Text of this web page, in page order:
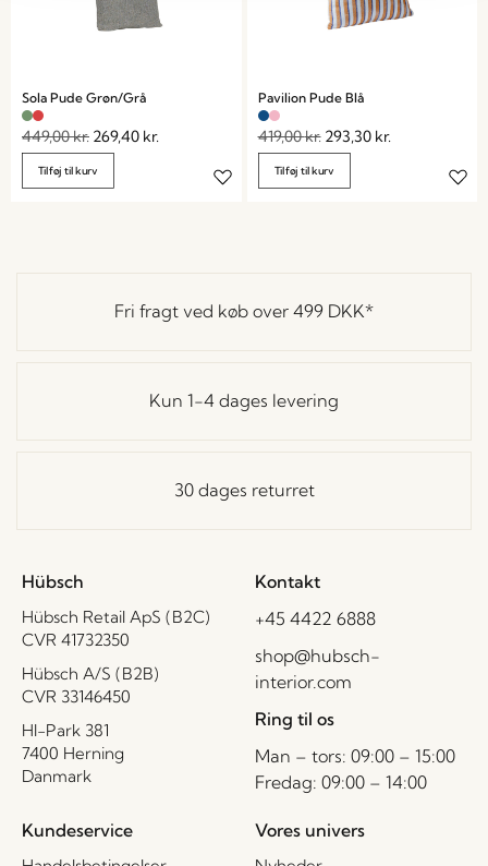
Sola Pude Grøn/Grå
449,00kr. 269,40 kr.
Tilføj til kurv
Pavilion Pude Blå
419,00kr. 293,30 kr.
Tilføj til kurv
Fri fragt ved køb over 499 DKK*
Kun 1-4 dages levering
30 dages returret
Hübsch
Hübsch Retail ApS (B2C)
CVR 41732350
Hübsch A/S (B2B)
CVR 33146450
HI-Park 381
7400 Herning
Danmark
Kontakt
+45 4422 6888
shop@hubsch-
interior.com
Ring til os
Man – tors: 09:00 – 15:00
Fredag: 09:00 – 14:00
Kundeservice Vores univers